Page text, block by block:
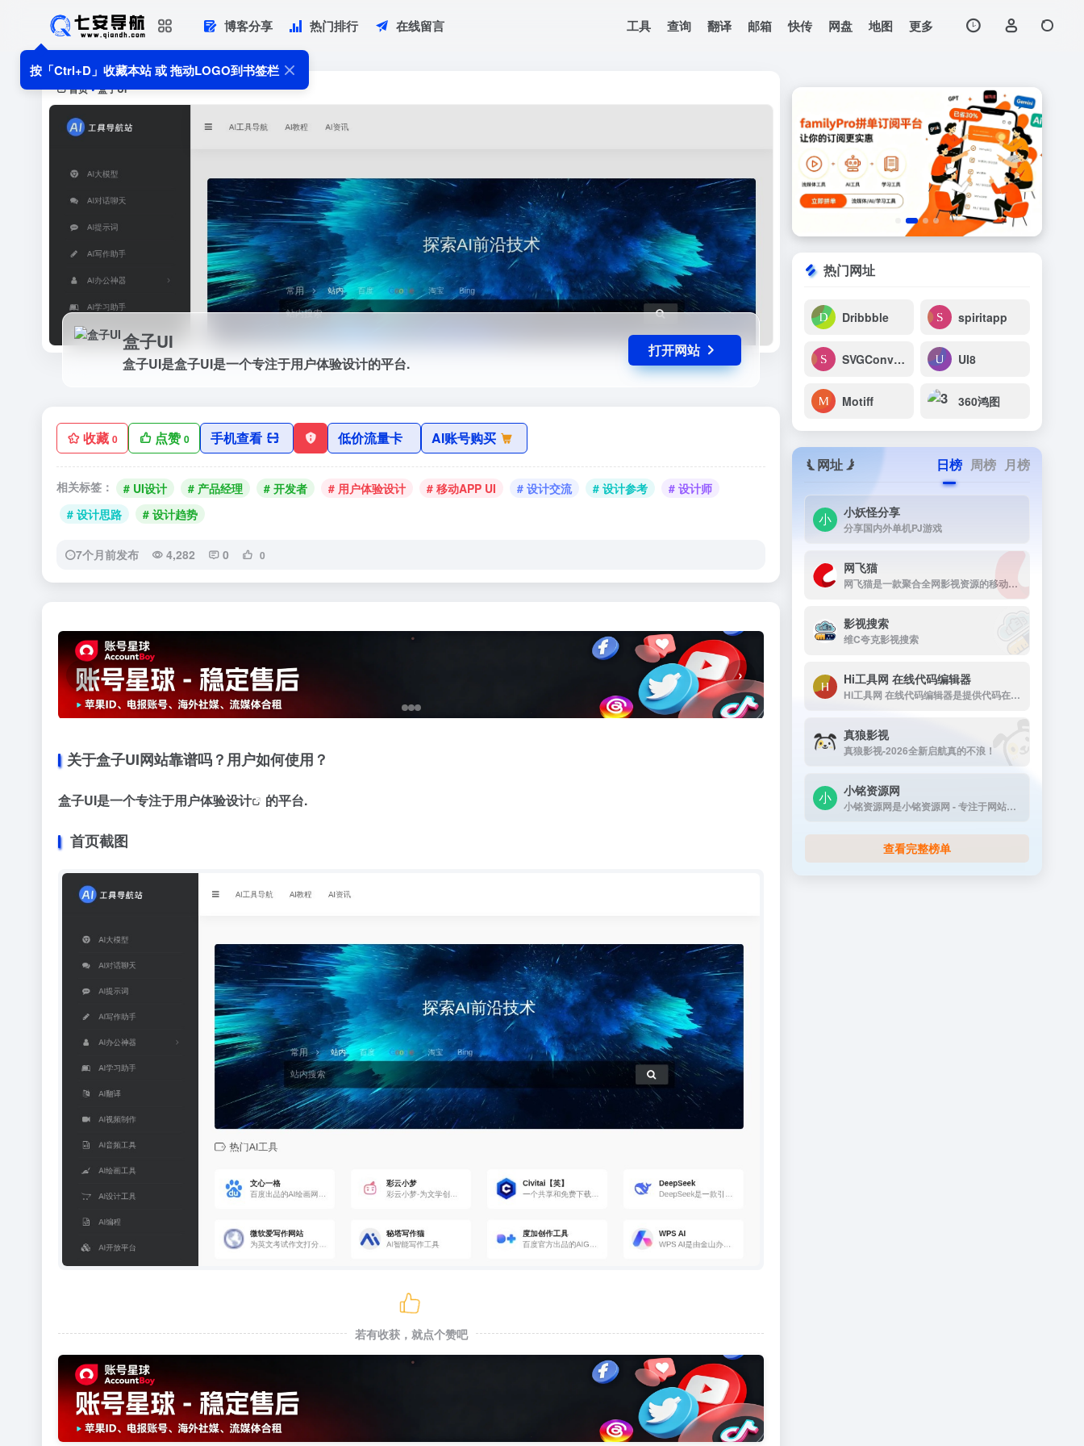
按「Ctrl+D」收藏本站 或 拖动LOGO到书签栏
博客分享 热门排行 在线留言 工具 查询 翻译 邮箱 快传 网盘 地图 更多
首页 • 盒子UI
盒子UI
盒子UI是盒子UI是一个专注于用户体验设计的平台.
打开网站
收藏 0 点赞0 手机查看 低价流量卡 AI账号购买
相关标签： # UI设计 # 产品经理 # 开发者 # 用户体验设计 # 移动APP UI # 设计交流 # 设计参考
# 设计师
# 设计思路
# 设计趋势
7个月前发布 4,282 0 0
盒子UI
盒子UI是盒子UI是一个专注于用户体验设计的平台.
‹ ›
关于盒子UI网站靠谱吗？用户如何使用？
盒子UI是一个专注于用户体验设计 的平台.
首页截图
若有收获，就点个赞吧
热门网址
Dribbble spiritapp
SVGConverter UI8
Motiff 360鸿图
网址 日榜 周榜 月榜
小妖怪分享
分享国内外单机PJ游戏
网飞猫
网飞猫是一款聚合全网影视资源的移动端播放应用，主打免费、高画...
影视搜索
维C夸克影视搜索
Hi工具网 在线代码编辑器
Hi工具网 在线代码编辑器是提供代码在线运行工具
真狼影视
真狼影视-2026全新启航真的不浪！
小铭资源网
小铭资源网是小铭资源网 - 专注于网站源码...
查看完整榜单